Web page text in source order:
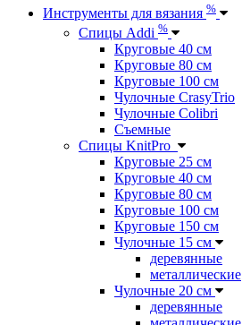
Инструменты для вязания %
Спицы Addi %
Круговые 40 см
Круговые 80 см
Круговые 100 см
Чулочные CrasyTrio
Чулочные Colibri
Съемные
Спицы KnitPro
Круговые 25 см
Круговые 40 см
Круговые 80 см
Круговые 100 см
Круговые 150 см
Чулочные 15 см
деревянные
металлические
Чулочные 20 см
деревянные